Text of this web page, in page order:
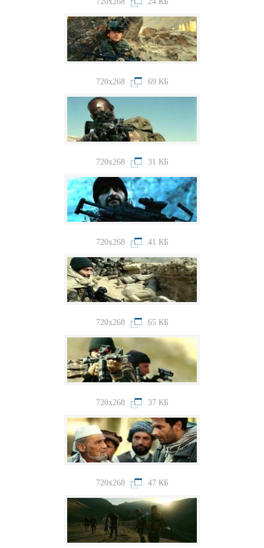
720x268 69 КБ
720x268 31 КБ
720x268 41 КБ
720x268 65 КБ
720x268 37 КБ
720x268 47 КБ